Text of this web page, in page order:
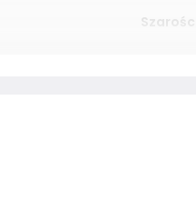
Szarości